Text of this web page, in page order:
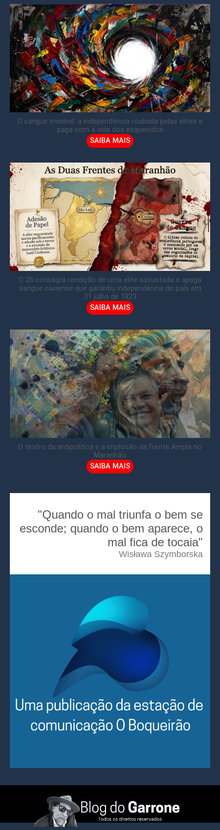
O sangue invisível: a independência roubada pelas elites e
paga com a vida dos esquecidos
SAIBA MAIS
O 28 consagra rendição de uma elite assustada e apaga
sangue caxiense que garantiu independência do país em
31 julho de 1823
SAIBA MAIS
O teatro da antipolítica e a implosão da Frente Ampla no
Maranhão
SAIBA MAIS
"Quando o mal triunfa o bem se
esconde; quando o bem aparece, o
mal fica de tocaia"
Wisława Szymborska